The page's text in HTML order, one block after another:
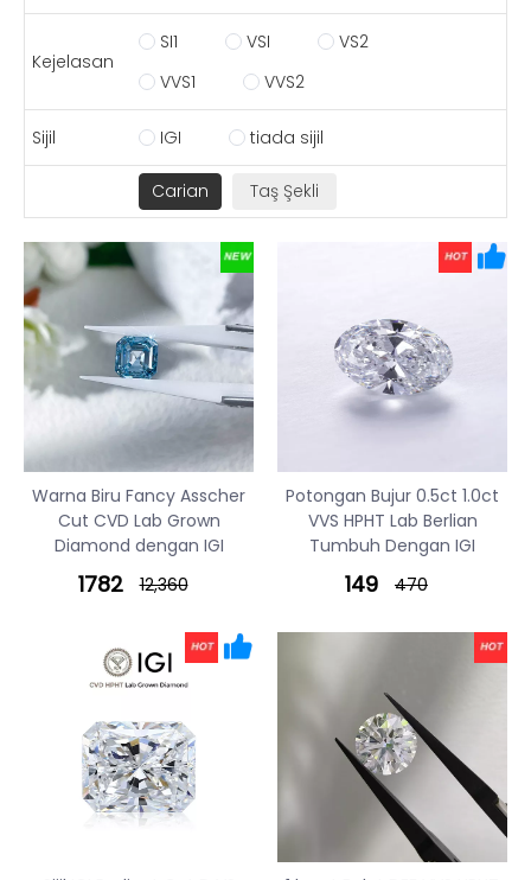
Kejelasan
SI1 VSI
VS2
VVS1
VVS2
Sijil IGI tiada sijil
Warna Biru Fancy Asscher
Cut CVD Lab Grown
Diamond dengan IGI
1782 12,360
Potongan Bujur 0.5ct 1.0ct
VVS HPHT Lab Berlian
Tumbuh Dengan IGI
149 470